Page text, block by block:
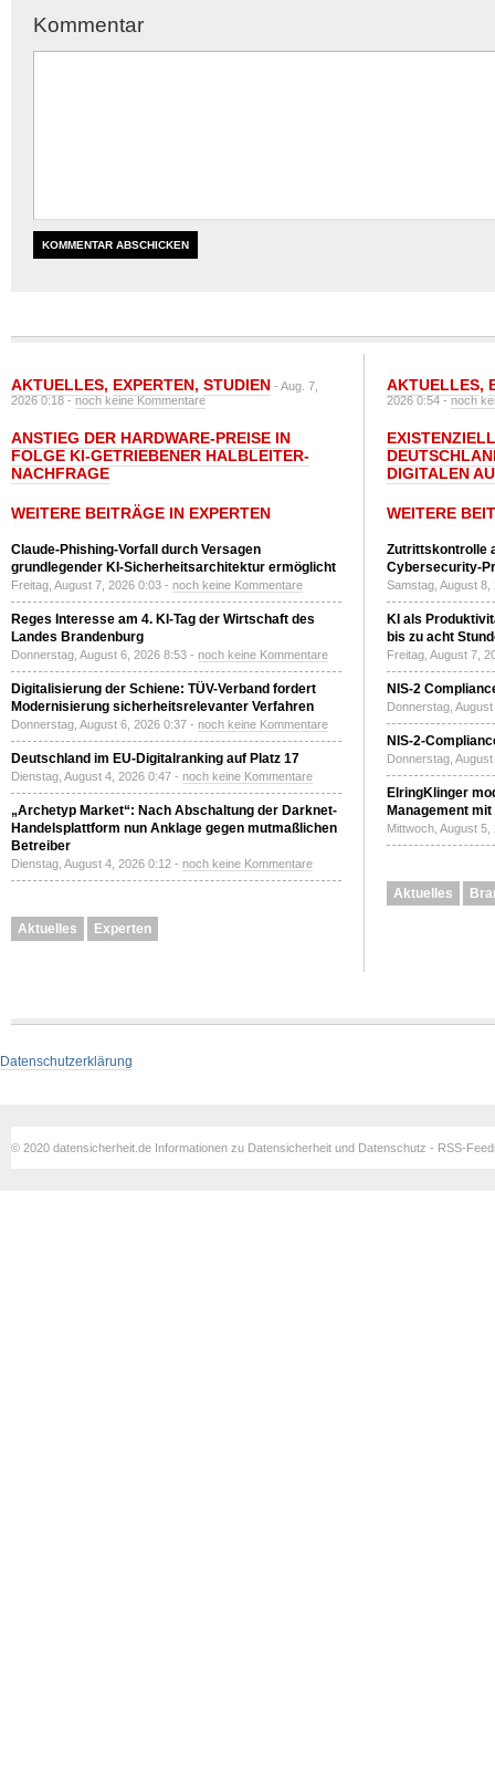
Kommentar
AKTUELLES, EXPERTEN, STUDIEN - Aug. 7,
2026 0:18 -noch keine Kommentare
ANSTIEG DER HARDWARE-PREISE IN
FOLGE KI-GETRIEBENER HALBLEITER-
NACHFRAGE
WEITERE BEITRÄGE IN EXPERTEN
Claude-Phishing-Vorfall durch Versagen
grundlegender KI-Sicherheitsarchitektur ermöglicht
Freitag, August 7, 2026 0:03 - noch keine Kommentare
Reges Interesse am 4. KI-Tag der Wirtschaft des
Landes Brandenburg
Donnerstag, August 6, 2026 8:53 - noch keine Kommentare
Digitalisierung der Schiene: TÜV-Verband fordert
Modernisierung sicherheitsrelevanter Verfahren
Donnerstag, August 6, 2026 0:37 - noch keine Kommentare
Deutschland im EU-Digitalranking auf Platz 17
Dienstag, August 4, 2026 0:47 - noch keine Kommentare
„Archetyp Market“: Nach Abschaltung der Darknet-
Handelsplattform nun Anklage gegen mutmaßlichen
Betreiber
Dienstag, August 4, 2026 0:12 - noch keine Kommentare
Aktuelles Experten
AKTUELLES,
2026 0:54 -noch
DIGITALEN
WEITERE
Zutrittskontrolle
Cybersecurity-
Samstag, August
KI als
bis zu acht
Freitag, August 7,
NIS-2
Donnerstag,
NIS-2-
Donnerstag,
ElringKlinger
Management
Mittwoch, August
Aktuelles
Datenschutzerklärung
© 2020 datensicherheit.de Informationen zu Datensicherheit und Datenschutz - RSS-